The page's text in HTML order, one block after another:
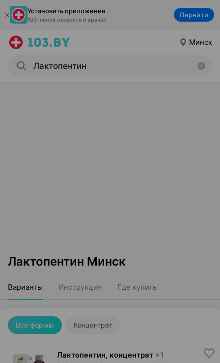
Установить приложение
103: поиск лекарств и врачей
Перейти
Минск
Лактопентин Минск
Варианты Инструкция Где купить
Все формы Концентрат
Лактопентин, концентрат ×1